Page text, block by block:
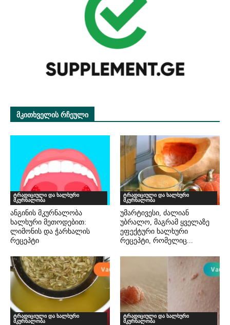
ᲛᲙᲘᲗᲮᲕᲔᲚᲘᲡ ᲠᲩᲔᲣᲚᲘ
ტრადიციული და ხალხური
მკურნალობა
ანგინის მკურნალობა
ხალხური მეთოდებით:
ლიმონის და ჭარხალის
რეცეპტი
ტრადიციული და ხალხური
მკურნალობა
უმარტივესი, ძალიან
უბრალო, მაგრამ ყველაზე
ეფექტური ხალხური
რეცეპტი, რომელიც...
ტრადიციული და ხალხური
მკურნალობა
ტრადიციული და ხალხური
მკურნალობა